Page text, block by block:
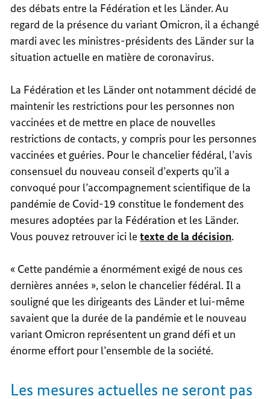
des débats entre la Fédération et les Länder. Au
regard de la présence du variant Omicron, il a échangé
mardi avec les ministres-présidents des Länder sur la
situation actuelle en matière de coronavirus.
La Fédération et les Länder ont notamment décidé de
maintenir les restrictions pour les personnes non
vaccinées et de mettre en place de nouvelles
restrictions de contacts, y compris pour les personnes
vaccinées et guéries. Pour le chancelier fédéral, l’avis
consensuel du nouveau conseil d’experts qu’il a
convoqué pour l’accompagnement scientifique de la
pandémie de Covid-19 constitue le fondement des
mesures adoptées par la Fédération et les Länder.
Vous pouvez retrouver ici letexte de la décision.
« Cette pandémie a énormément exigé de nous ces
dernières années », selon le chancelier fédéral. Il a
souligné que les dirigeants des Länder et lui-même
savaient que la durée de la pandémie et le nouveau
variant Omicron représentent un grand défi et un
énorme effort pour l’ensemble de la société.
Les mesures actuelles ne seront pas